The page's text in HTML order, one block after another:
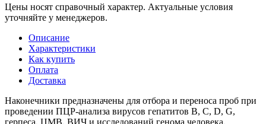
Цены носят справочный характер. Актуальные условия
уточняйте у менеджеров.
Описание
Характеристики
Как купить
Оплата
Доставка
Наконечники предназначены для отбора и переноса проб при
проведении ПЦР-анализа вирусов гепатитов В, С, D, G,
герпеса, ЦМВ, ВИЧ и исследований генома человека.